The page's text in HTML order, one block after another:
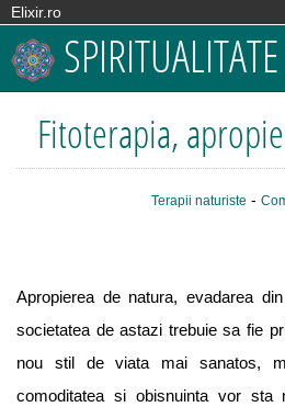
Elixir.ro
SPIRITUALITATE
Fitoterapia,
Terapii naturiste -
Apropierea de natura, evadarea
societatea de astazi trebuie sa fie
nou stil de viata mai sanatos,
comoditatea si obisnuinta vor sta